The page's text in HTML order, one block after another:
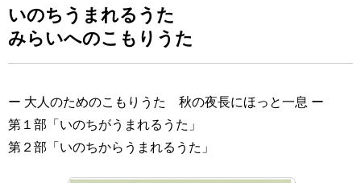
いのちうまれるうた
みらいへのこもりうた
ー 大人のためのこもりうた 秋の夜長にほっと一息 ー
第１部「いのちがうまれるうた」
第２部「いのちからうまれるうた」